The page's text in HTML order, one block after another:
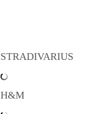
STRADIVARIUS
H&M